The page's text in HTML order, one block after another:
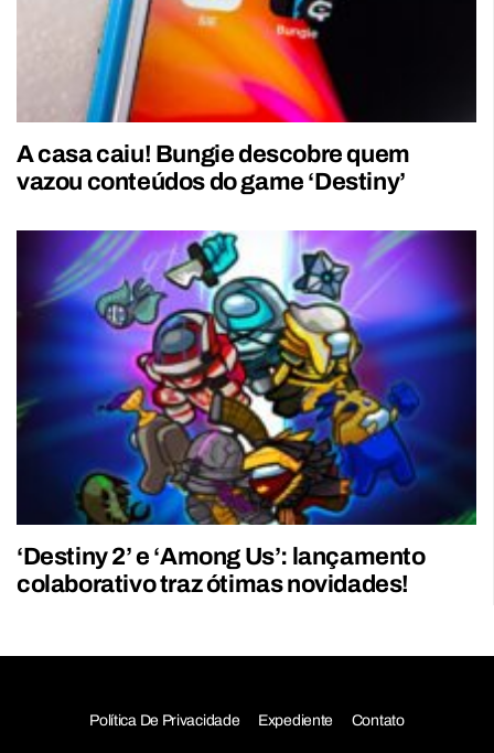
A casa caiu! Bungie descobre quem
vazou conteúdos do game ‘Destiny’
‘Destiny 2’ e ‘Among Us’: lançamento
colaborativo traz ótimas novidades!
Política De Privacidade Expediente Contato